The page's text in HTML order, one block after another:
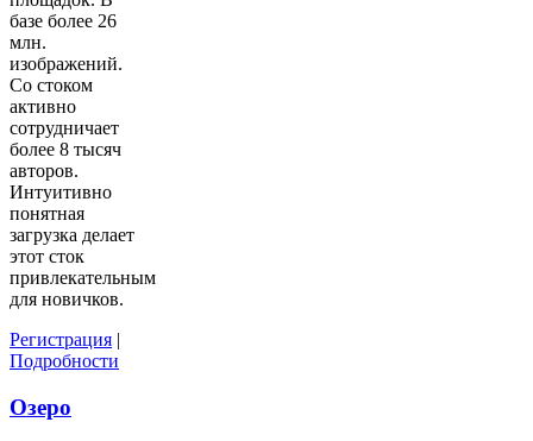
базе более 26
млн.
изображений.
Со стоком
активно
сотрудничает
более 8 тысяч
авторов.
Интуитивно
понятная
загрузка делает
этот сток
привлекательным
для новичков.
Регистрация |
Подробности
Озеро